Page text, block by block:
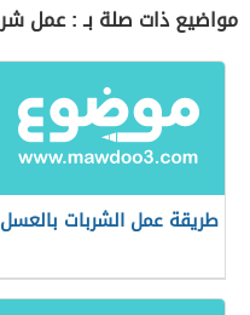
مواضيع ذات صلة بـ : عمل
طريقة عمل الشربات بالعسل